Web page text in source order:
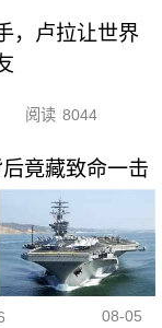
，卢拉让世界
阅读 8044
竟藏致命一击
08-05